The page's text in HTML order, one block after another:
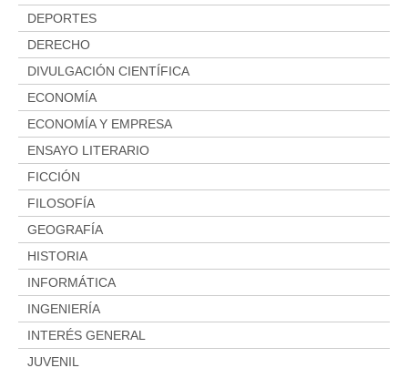
DEPORTES
DERECHO
DIVULGACIÓN CIENTÍFICA
ECONOMÍA
ECONOMÍA Y EMPRESA
ENSAYO LITERARIO
FICCIÓN
FILOSOFÍA
GEOGRAFÍA
HISTORIA
INFORMÁTICA
INGENIERÍA
INTERÉS GENERAL
JUVENIL